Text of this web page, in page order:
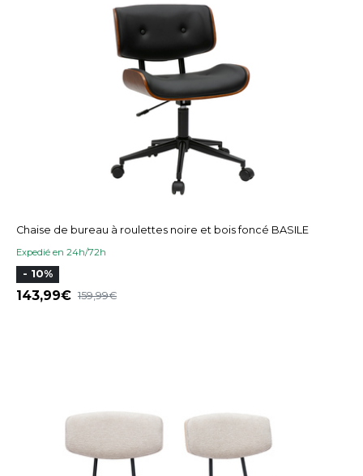
Chaise de bureau à roulettes noire et bois foncé BASILE
Expedié en 24h/72h
- 10%
143,99 159,99